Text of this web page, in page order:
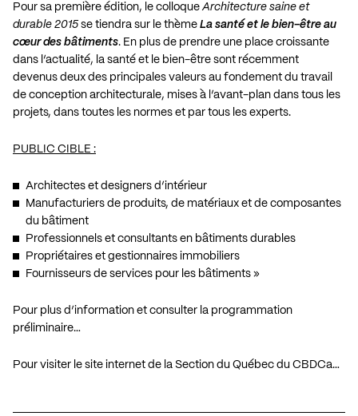
Pour sa première édition, le colloque Architecture saine et
durable 2015 se tiendra sur le thème La santé et le bien-être au
cœur des bâtiments. En plus de prendre une place croissante
dans l’actualité, la santé et le bien-être sont récemment
devenus deux des principales valeurs au fondement du travail
de conception architecturale, mises à l’avant-plan dans tous les
projets, dans toutes les normes et par tous les experts.
PUBLIC CIBLE :
Architectes et designers d’intérieur
Manufacturiers de produits, de matériaux et de composantes
du bâtiment
Professionnels et consultants en bâtiments durables
Propriétaires et gestionnaires immobiliers
Fournisseurs de services pour les bâtiments »
Pour plus d’information et consulter la programmation
préliminaire…
Pour visiter le site internet de la Section du Québec du CBDCa…